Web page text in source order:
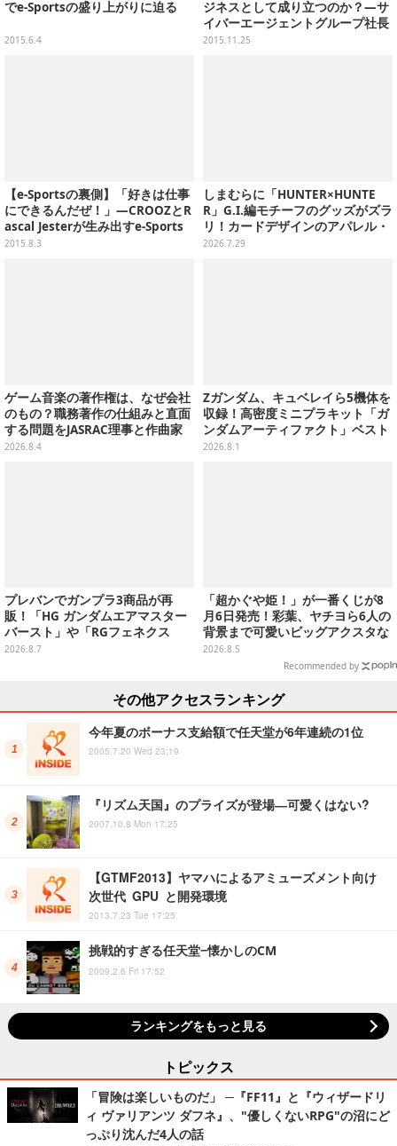
でe-Sportsの盛り上がりに迫る
2015.6.4
ジネスとして成り立つのか？―サ
イバーエージェントグループ社長
が語る未来
2015.11.25
【e-Sportsの裏側】「好きは仕事
にできるんだぜ！」―CROOZとR
ascal Jesterが生み出すe-Sports
の新たな可能性とは
2015.8.3
しまむらに「HUNTER×HUNTE
R」G.I.編モチーフのグッズがズラ
リ！カードデザインのアパレル・
雑貨、ゴレイヌの「オレが3人分
2026.7.29
ゲーム音楽の著作権は、なぜ会社
のもの？職務著作の仕組みと直面
する問題をJASRAC理事と作曲家
が徹底解説【CEDEC 2026】
2026.8.4
Zガンダム、キュベレイら5機体を
収録！高密度ミニプラキット「ガ
ンダムアーティファクト」ベスト
セレクションが10月発売
2026.8.1
プレバンでガンプラ3商品が再
販！「HG ガンダムエアマスター
バースト」や「RGフェネクス
（ナラティブVer.）」も
2026.8.7
「超かぐや姫！」が一番くじが8
月6日発売！彩葉、ヤチヨら6人の
背景まで可愛いビッグアクスタな
ど
2026.8.5
Recommended by
その他アクセスランキング
今年夏のボーナス支給額で任天堂が6年連続の1位
2005.7.20 Wed 23:19
『リズム天国』のプライズが登場―可愛くはない?
2007.10.8 Mon 17:25
【GTMF2013】ヤマハによるアミューズメント向け
次世代 GPU と開発環境
2013.7.23 Tue 17:25
挑戦的すぎる任天堂−懐かしのCM
2009.2.6 Fri 17:52
ランキングをもっと見る
トピックス
「冒険は楽しいものだ」 ─『FF11』と『ウィザードリ
ィ ヴァリアンツ ダフネ』、"優しくないRPG"の沼にど
っぷり沈んだ4人の話